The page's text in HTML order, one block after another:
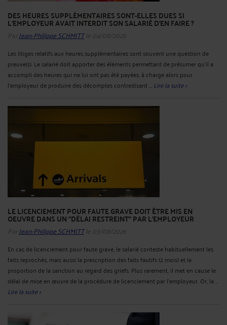
DES HEURES SUPPLÉMENTAIRES SONT-ELLES DUES SI
L'EMPLOYEUR AVAIT INTERDIT SON SALARIÉ D'EN FAIRE ?
Par Jean-Philippe SCHMITTle 04/08/2026
Les litiges relatifs aux heures supplémentaires sont souvent une question de
preuve(s). Le salarié doit apporter des éléments permettant de présumer qu’il a
accompli des heures qui ne lui ont pas été payées, à charge alors pour
l’employeur de produire des décomptes contredisant ... Lire la suite >
LE LICENCIEMENT POUR FAUTE GRAVE DOIT ÊTRE MIS EN
OEUVRE DANS UN "DÉLAI RESTREINT" PAR L'EMPLOYEUR
Par Jean-Philippe SCHMITTle 03/08/2026
En cas de licenciement pour faute grave, le salarié conteste habituellement les
faits reprochés, mais aussi la prescription des faits fautifs (2 mois) et la
proportion de la sanction au regard des griefs. Plus rarement, il met en cause le
délai de mise en œuvre de la procédure de licenciement par l’employeur. Or, la ...
Lire la suite >